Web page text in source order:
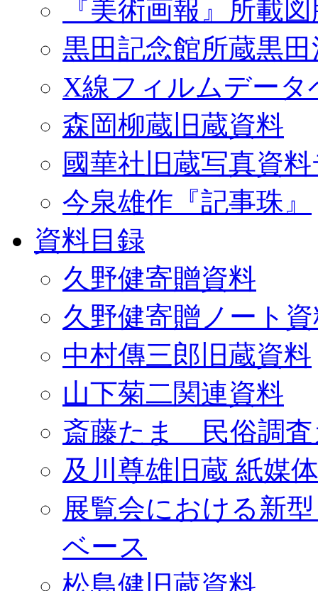
『美術画報』所載
黒田記念館所蔵黒
X線フィルムデータ
森岡柳蔵旧蔵資料
國華社旧蔵写真資
今泉雄作『記事珠』
資料目録
久野健寄贈資料
久野健寄贈ノート
中村傳三郎旧蔵資料
山下菊二関連資料
斎藤たま 民俗調査
及川尊雄旧蔵 紙媒
展覧会における新
ベース
松島健旧蔵資料